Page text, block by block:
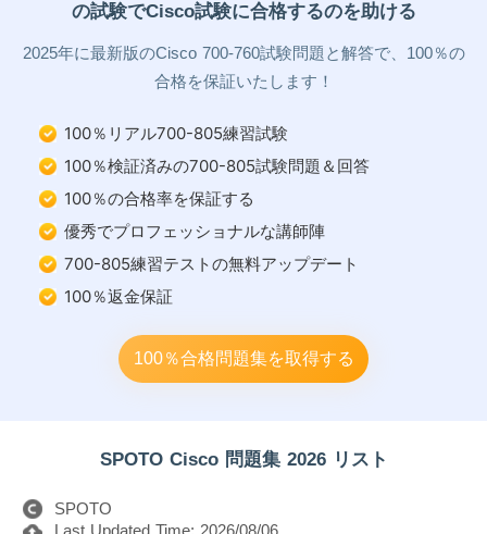
の試験でCisco試験に合格するのを助ける
2025年に最新版のCisco 700-760試験問題と解答で、100％の
合格を保証いたします！
100％リアル700-805練習試験
100％検証済みの700-805試験問題＆回答
100％の合格率を保証する
優秀でプロフェッショナルな講師陣
700-805練習テストの無料アップデート
100％返金保証
100％合格問題集を取得する
SPOTO Cisco 問題集 2026 リスト
SPOTO
Last Updated Time: 2026/08/06